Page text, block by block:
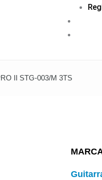
II STG-003/M 3TS